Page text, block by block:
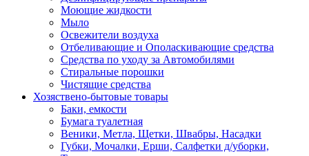
Моющие жидкости
Мыло
Освежители воздуха
Отбеливающие и Ополаскивающие средства
Средства по уходу за Автомобилями
Стиральные порошки
Чистящие средства
Хозяствено-бытовые товары
Баки, емкости
Бумага туалетная
Веники, Метла, Щетки, Швабры, Насадки
Губки, Мочалки, Ерши, Салфетки д/уборки,